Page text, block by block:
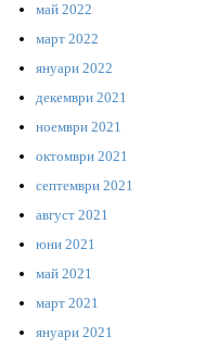
май 2022
март 2022
януари 2022
декември 2021
ноември 2021
октомври 2021
септември 2021
август 2021
юни 2021
май 2021
март 2021
януари 2021